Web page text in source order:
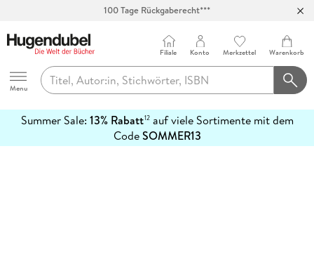
100 Tage Rückgaberecht***
Hugendubel
Menu
Filiale Konto Merkzettel Warenkorb
Summer Sale: 13% Rabatt12auf viele Sortimente mit dem
CodeSOMMER13
erfahren